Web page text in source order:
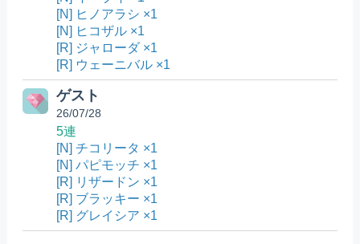
[N] ヒノアラシ ×1
[N] ヒコザル ×1
[R] ジャローダ ×1
[R] ウェーニバル ×1
ゲスト
26/07/28
5連
[N] チコリータ ×1
[N] パピモッチ ×1
[R] リザードン ×1
[R] ブラッキー ×1
[R] グレイシア ×1